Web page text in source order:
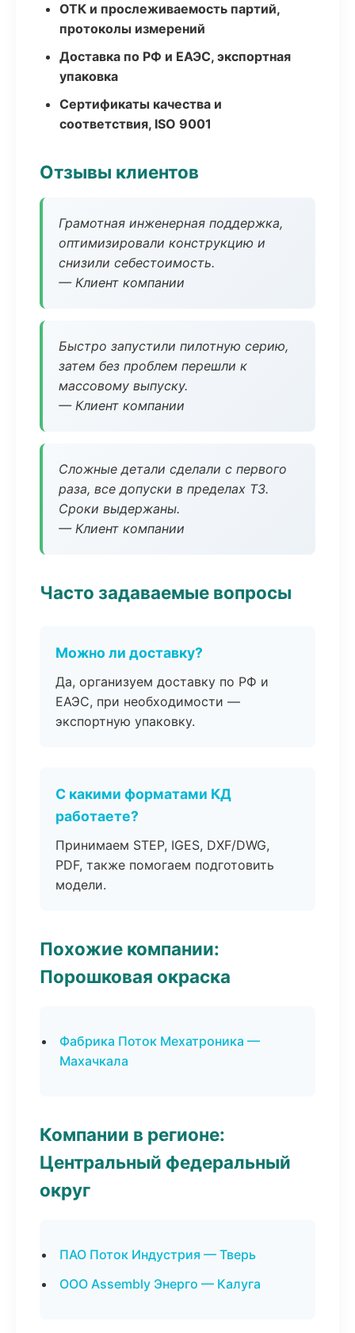
ОТК и прослеживаемость партий,
протоколы измерений
Доставка по РФ и ЕАЭС, экспортная
упаковка
Сертификаты качества и
соответствия, ISO 9001
Отзывы клиентов
Грамотная инженерная поддержка,
оптимизировали конструкцию и
снизили себестоимость.
— Клиент компании
Быстро запустили пилотную серию,
затем без проблем перешли к
массовому выпуску.
— Клиент компании
Сложные детали сделали с первого
раза, все допуски в пределах ТЗ.
Сроки выдержаны.
— Клиент компании
Часто задаваемые вопросы
Можно ли доставку?
Да, организуем доставку по РФ и
ЕАЭС, при необходимости —
экспортную упаковку.
С какими форматами КД
работаете?
Принимаем STEP, IGES, DXF/DWG,
PDF, также помогаем подготовить
модели.
Похожие компании:
Порошковая окраска
Фабрика Поток Мехатроника —
Махачкала
Компании в регионе:
Центральный федеральный
округ
ПАО Поток Индустрия — Тверь
ООО Assembly Энерго — Калуга